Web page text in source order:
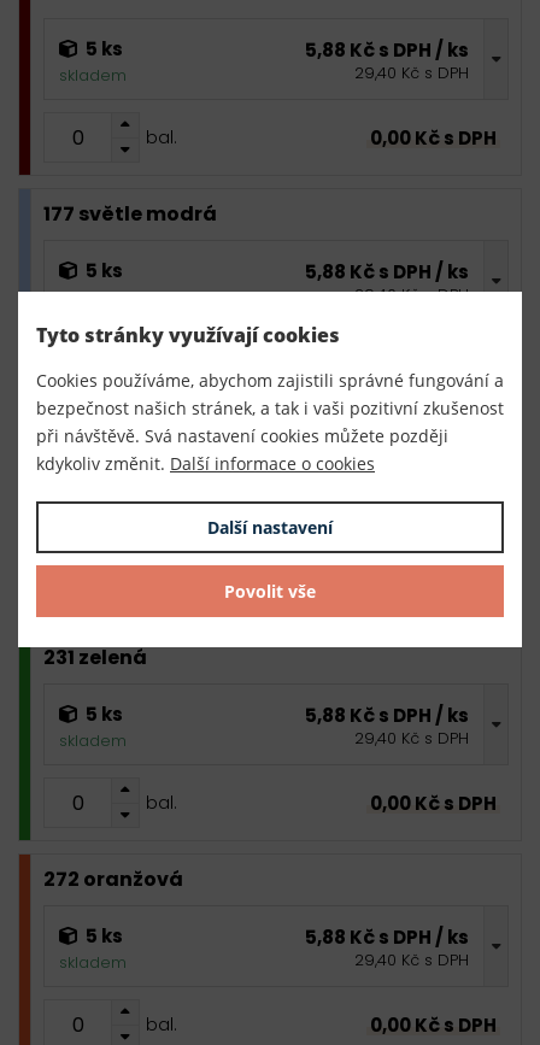
5 ks
skladem
5,88 Kč s DPH / ks
29,40 Kč s DPH
bal. 0,00 Kč s DPH
177 světle modrá
5 ks
skladem
5,88 Kč s DPH / ks
29,40 Kč s DPH
220 tmavě modrá
231 zelená
5 ks
skladem
5,88 Kč s DPH / ks
29,40 Kč s DPH
bal. 0,00 Kč s DPH
272 oranžová
5 ks
skladem
5,88 Kč s DPH / ks
29,40 Kč s DPH
bal. 0,00 Kč s DPH
Tyto stránky využívají cookies
Cookies používáme, abychom zajistili správné fungování a
bezpečnost našich stránek, a tak i vaši pozitivní zkušenost
při návštěvě. Svá nastavení cookies můžete později
kdykoliv změnit. Další informace o cookies
Další nastavení
Povolit vše